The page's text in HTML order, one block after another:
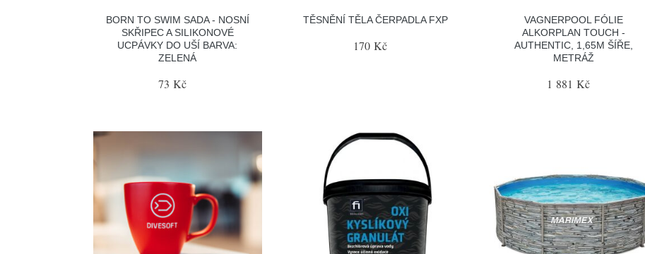
BORN TO SWIM SADA - NOSNÍ
SKŘIPEC A SILIKONOVÉ
UCPÁVKY DO UŠÍ BARVA:
ZELENÁ
73 Kč
TĚSNĚNÍ TĚLA ČERPADLA FXP
170 Kč
VAGNERPOOL FÓLIE
ALKORPLAN TOUCH -
AUTHENTIC, 1,65M ŠÍŘE,
METRÁŽ
1 881 Kč